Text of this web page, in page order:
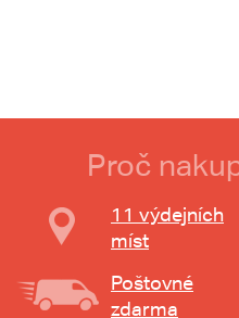
Proč
11 výdejních
míst
Poštovné
zdarma